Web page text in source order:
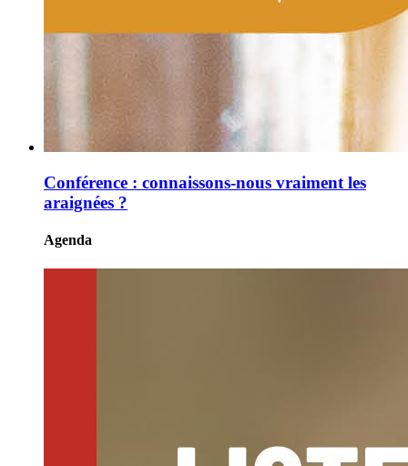
Conférence : connaissons-nous vraiment les
araignées ?
Agenda